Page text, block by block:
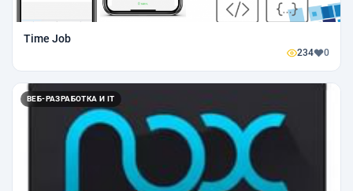
Time Job
234 0
ВЕБ-РАЗРАБОТКА И IT